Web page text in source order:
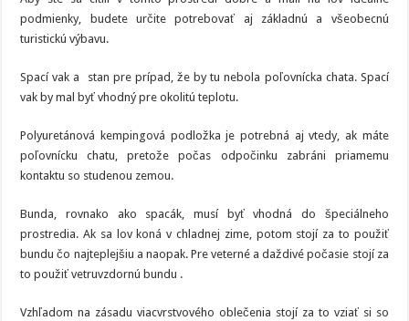
podmienky, budete určite potrebovať aj základnú a všeobecnú
turistickú výbavu.
Spací vak a stan pre prípad, že by tu nebola poľovnícka chata. Spací
vak by mal byť vhodný pre okolitú teplotu.
Polyuretánová kempingová podložka je potrebná aj vtedy, ak máte
poľovnícku chatu, pretože počas odpočinku zabráni priamemu
kontaktu so studenou zemou.
Bunda, rovnako ako spacák, musí byť vhodná do špeciálneho
prostredia. Ak sa lov koná v chladnej zime, potom stojí za to použiť
bundu čo najteplejšiu a naopak. Pre veterné a daždivé počasie stojí za
to použiť vetruvzdornú bundu .
Vzhľadom na zásadu viacvrstvového oblečenia stojí za to vziať si so